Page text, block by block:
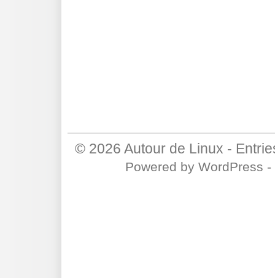
© 2026 Autour de Linux -
Powered by WordPress -